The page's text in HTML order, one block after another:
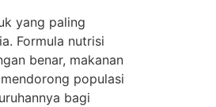
yang paling
Formula nutrisi
benar, makanan
populasi
bagi